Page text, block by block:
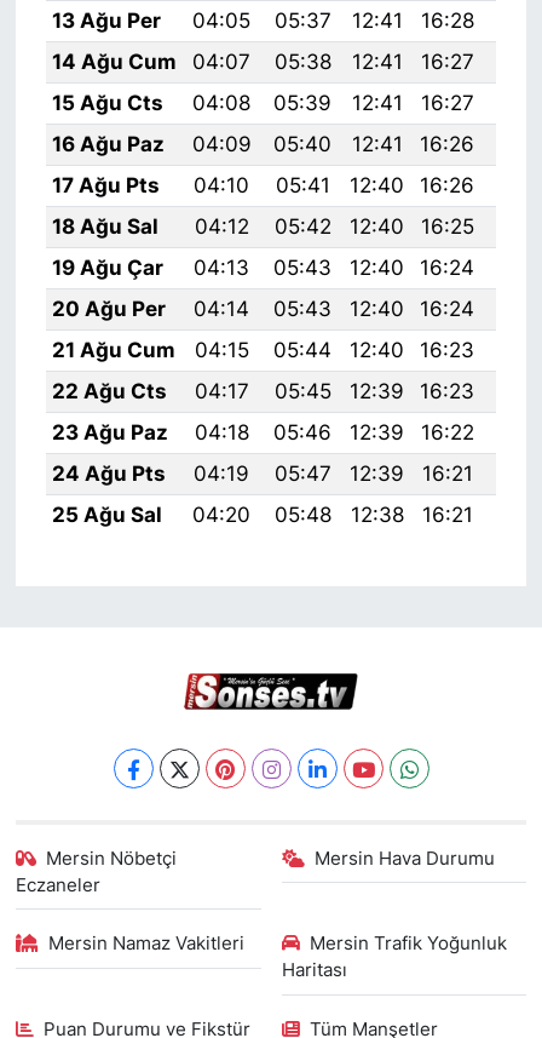
13 Ağu Per
04:05 05:37 12:41 16:28
14 Ağu Cum
04:07 05:38 12:41 16:27
15 Ağu Cts
04:08 05:39 12:41 16:27
16 Ağu Paz
04:09 05:40 12:41 16:26
17 Ağu Pts
04:10 05:41 12:40 16:26
18 Ağu Sal
04:12 05:42 12:40 16:25
19 Ağu Çar
04:13 05:43 12:40 16:24
20 Ağu Per
04:14 05:43 12:40 16:24
21 Ağu Cum
04:15 05:44 12:40 16:23
22 Ağu Cts
04:17 05:45 12:39 16:23
23 Ağu Paz
04:18 05:46 12:39 16:22
24 Ağu Pts
04:19 05:47 12:39 16:21
25 Ağu Sal
04:20 05:48 12:38 16:21
Mersin Nöbetçi
Eczaneler
Mersin Hava Durumu
Mersin Namaz Vakitleri
Mersin Trafik Yoğunluk
Haritası
Puan Durumu ve Fikstür Tüm Manşetler